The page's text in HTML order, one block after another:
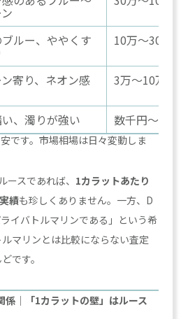
ルー、ややくす 10万〜30万円
寄り、ネオン感 3万〜10万円
、濁りが強い 数千円〜3万円
です。市場相場は日々変動しま
スであれば、 1カラットあたり
績も珍しくありません。一方、D
イバトルマリンである」という希
マリンとは比較にならない査定
です。
係｜「1カラットの壁」はルース